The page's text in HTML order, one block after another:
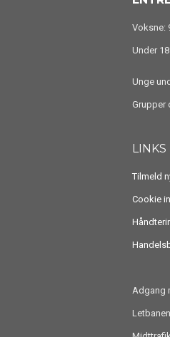
Voksne:
Under
Unge
Grupper
LINKS
Tilmeld
Cookie
Adgang